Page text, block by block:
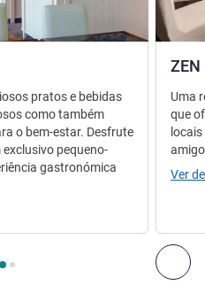
: CHINA HOUSE , Restaurante 2
pratos e bebidas
como também
o bem-estar. Desfrute
pequeno-
gastronómica
ZEN
Uma
que
Ver